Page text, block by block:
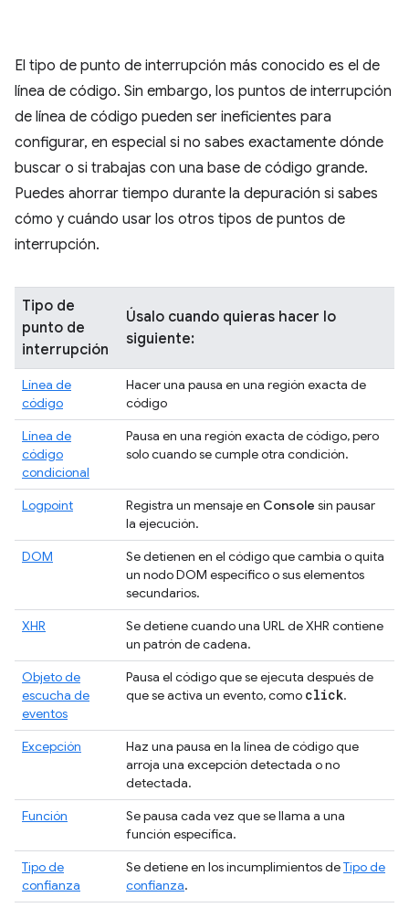
El tipo de punto de interrupción más conocido es el de
línea de código. Sin embargo, los puntos de interrupción
de línea de código pueden ser ineficientes para
configurar, en especial si no sabes exactamente dónde
buscar o si trabajas con una base de código grande.
Puedes ahorrar tiempo durante la depuración si sabes
cómo y cuándo usar los otros tipos de puntos de
interrupción.
Tipo de
punto de
interrupción
Úsalo cuando quieras hacer lo
siguiente:
Línea de
código
Hacer una pausa en una región exacta de
código
Línea de
código
condicional
Pausa en una región exacta de código, pero
solo cuando se cumple otra condición.
Logpoint Registra un mensaje en Console sin pausar
la ejecución.
DOM
Se detienen en el código que cambia o quita
un nodo DOM específico o sus elementos
secundarios.
XHR
Se detiene cuando una URL de XHR contiene
un patrón de cadena.
Objeto de
escucha de
eventos
Pausa el código que se ejecuta después de
que se activa un evento, como click.
Excepción
Haz una pausa en la línea de código que
arroja una excepción detectada o no
detectada.
Función
Se pausa cada vez que se llama a una
función específica.
Tipo de
confianza
Se detiene en los incumplimientos deTipo de
confianza.